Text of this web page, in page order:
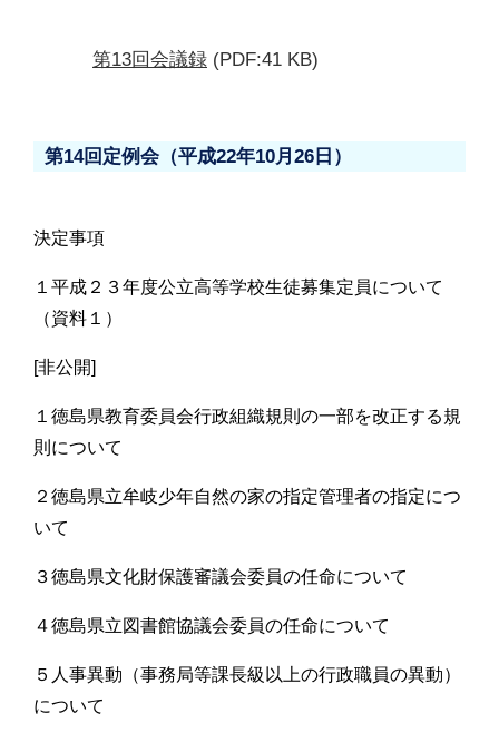
第13回会議録 (PDF:41 KB)
第14回定例会（平成22年10月26日）
決定事項
１平成２３年度公立高等学校生徒募集定員について
（資料１）
[非公開]
１徳島県教育委員会行政組織規則の一部を改正する規
則について
２徳島県立牟岐少年自然の家の指定管理者の指定につ
いて
３徳島県文化財保護審議会委員の任命について
４徳島県立図書館協議会委員の任命について
５人事異動（事務局等課長級以上の行政職員の異動）
について